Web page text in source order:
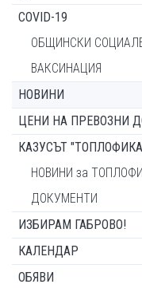
COVID-19
ОБЩИНСКИ
ВАКСИНАЦИЯ
НОВИНИ
ЦЕНИ НА ПРЕВОЗНИ
КАЗУСЪТ
НОВИНИ за
ДОКУМЕНТИ
ИЗБИРАМ ГАБРОВО!
КАЛЕНДАР
ОБЯВИ